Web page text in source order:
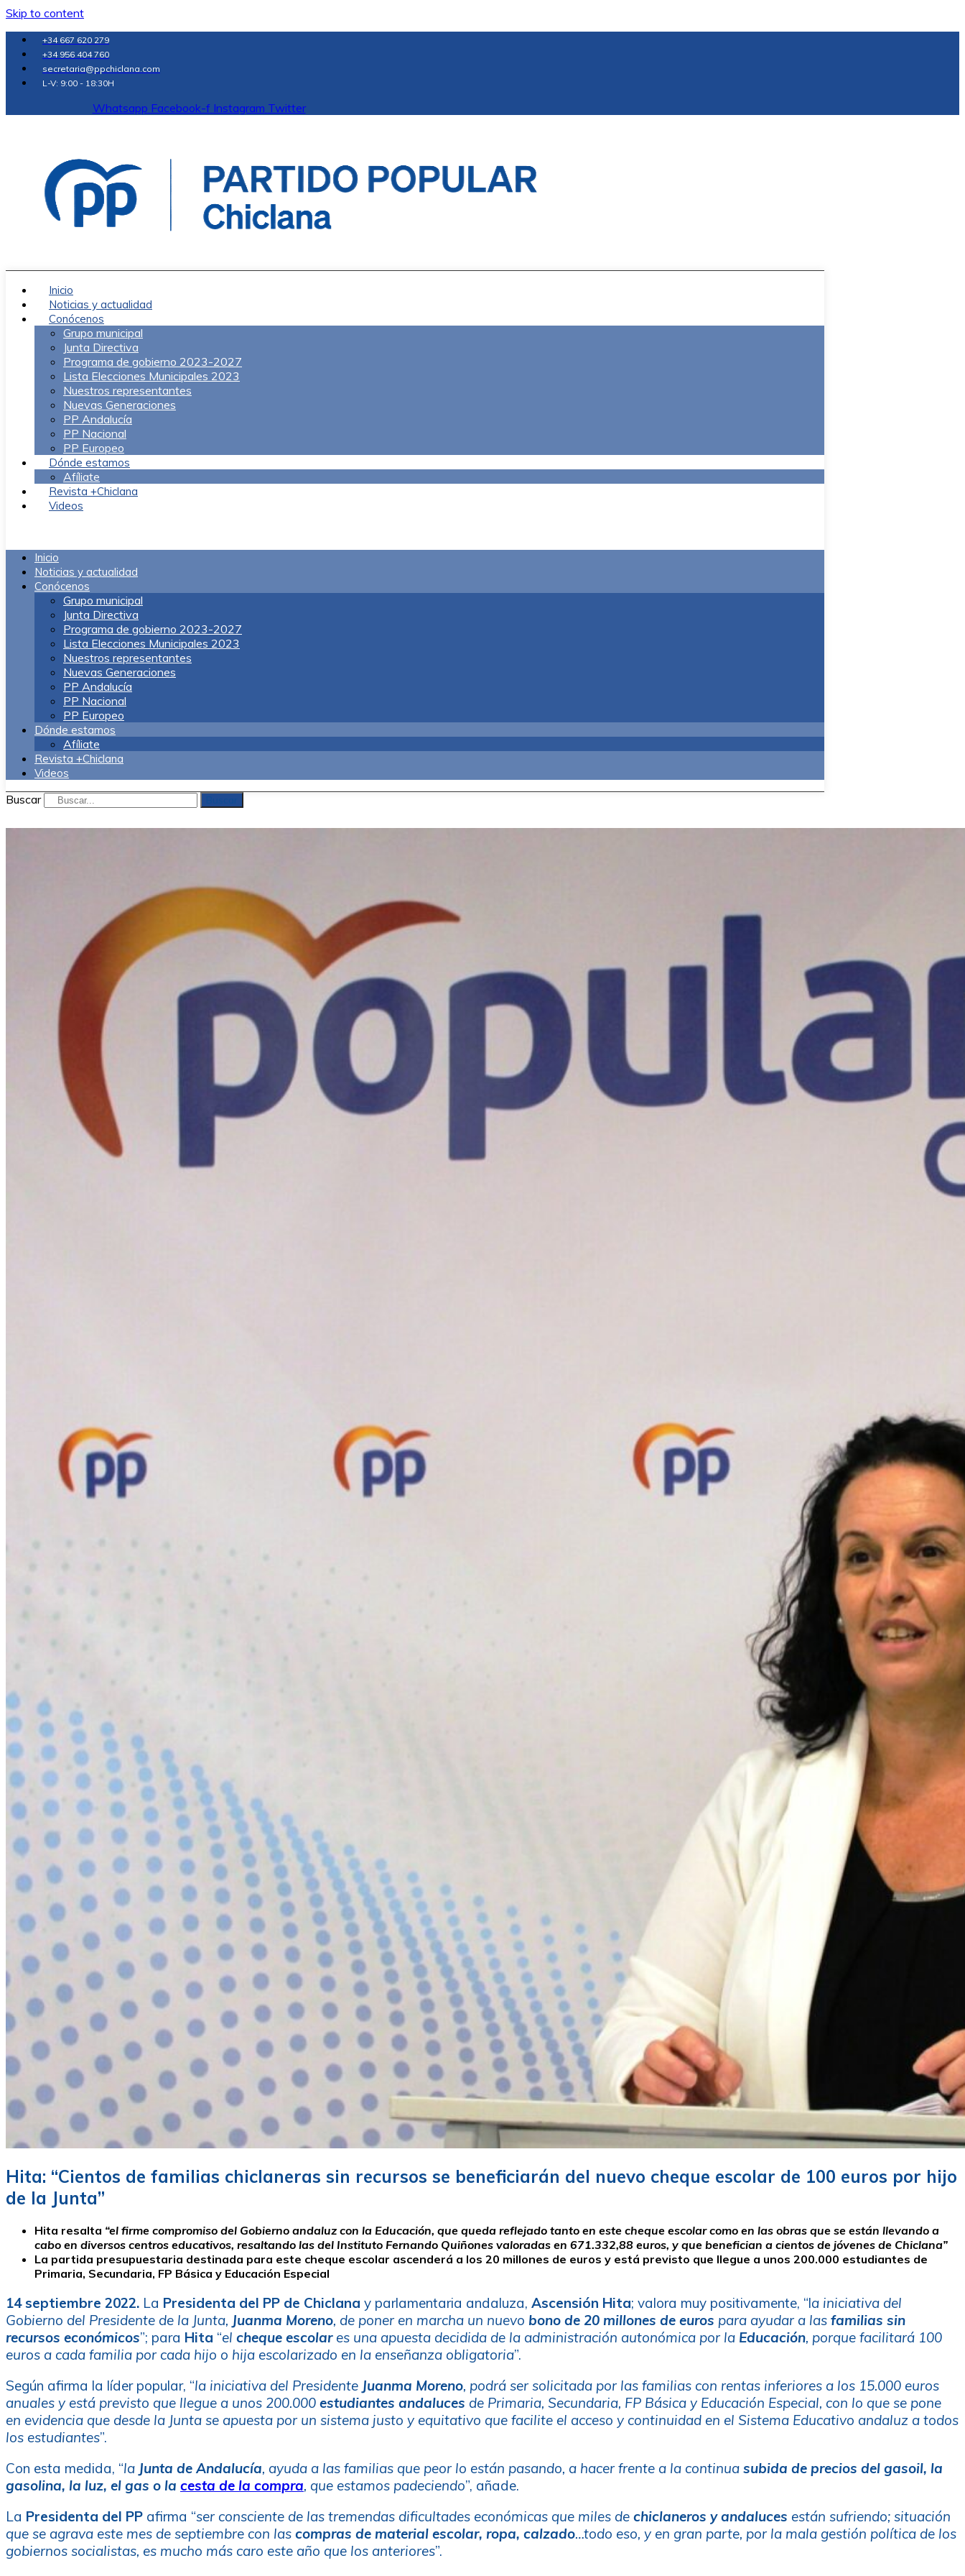
Skip to content
+34 667 620 279
+34 956 404 760
secretaria@ppchiclana.com
L-V: 9:00 - 18:30H
Whatsapp Facebook-f Instagram Twitter
Inicio
Noticias y actualidad
Conócenos
Grupo municipal
Junta Directiva
Programa de gobierno 2023-2027
Lista Elecciones Municipales 2023
Nuestros representantes
Nuevas Generaciones
PP Andalucía
PP Nacional
PP Europeo
Dónde estamos
Afíliate
Revista +Chiclana
Videos
Inicio
Noticias y actualidad
Conócenos
Grupo municipal
Junta Directiva
Programa de gobierno 2023-2027
Lista Elecciones Municipales 2023
Nuestros representantes
Nuevas Generaciones
PP Andalucía
PP Nacional
PP Europeo
Dónde estamos
Afíliate
Revista +Chiclana
Videos
Buscar
Hita: “Cientos de familias chiclaneras sin recursos se beneficiarán del nuevo cheque escolar de 100 euros por hijo
de la Junta”
Hita resalta “el firme compromiso del Gobierno andaluz con la Educación, que queda reflejado tanto en este cheque escolar como en las obras que se están llevando a
cabo en diversos centros educativos, resaltando las del Instituto Fernando Quiñones valoradas en 671.332,88 euros, y que benefician a cientos de jóvenes de Chiclana”
La partida presupuestaria destinada para este cheque escolar ascenderá a los 20 millones de euros y está previsto que llegue a unos 200.000 estudiantes de
Primaria, Secundaria, FP Básica y Educación Especial
14 septiembre 2022. La Presidenta del PP de Chiclana y parlamentaria andaluza, Ascensión Hita; valora muy positivamente, “la iniciativa del
Gobierno del Presidente de la Junta, Juanma Moreno, de poner en marcha un nuevo bono de 20 millones de euros para ayudar a las familias sin
recursos económicos”; para Hita “el cheque escolares una apuesta decidida de la administración autonómica por la Educación, porque facilitará 100
euros a cada familia por cada hijo o hija escolarizado en la enseñanza obligatoria”.
Según afirma la líder popular, “la iniciativa del Presidente Juanma Moreno, podrá ser solicitada por las familias con rentas inferiores a los 15.000 euros
anuales y está previsto que llegue a unos 200.000 estudiantes andaluces de Primaria, Secundaria, FP Básica y Educación Especial, con lo que se pone
en evidencia que desde la Junta se apuesta por un sistema justo y equitativo que facilite el acceso y continuidad en el Sistema Educativo andaluz a todos
los estudiantes”.
Con esta medida, “la Junta de Andalucía, ayuda a las familias que peor lo están pasando, a hacer frente a la continua subida de precios del gasoil, la
gasolina, la luz, el gas o la cesta de la compra, que estamos padeciendo”, añade.
La Presidenta del PP afirma “ser consciente de las tremendas dificultades económicas que miles de chiclaneros y andaluces están sufriendo; situación
que se agrava este mes de septiembre con las compras de material escolar, ropa, calzado…todo eso, y en gran parte, por la mala gestión política de los
gobiernos socialistas, es mucho más caro este año que los anteriores”.